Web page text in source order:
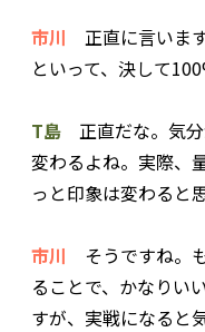
市川 正直に言いま
といって、決して
T島 正直だな。気
変わるよね。実際、
っと印象は変わると思
市川 そうですね。
ることで、かなりい
すが、実戦になると